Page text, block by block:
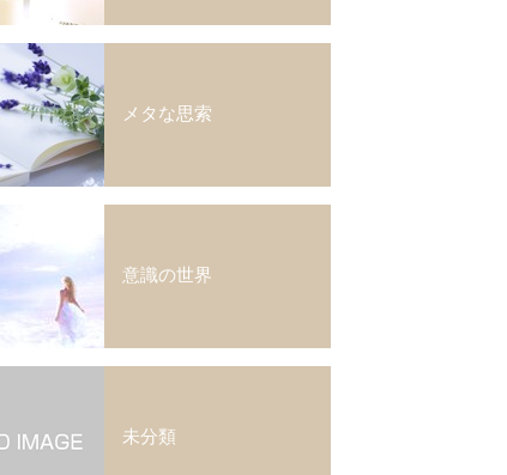
メタな思索
意識の世界
未分類